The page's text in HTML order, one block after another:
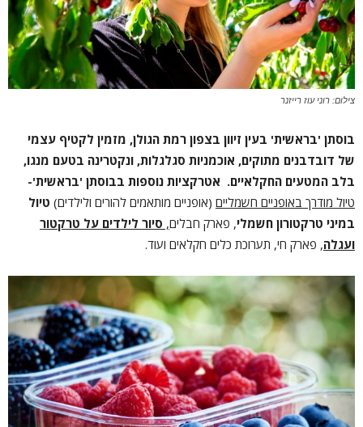
צילום: רוני עוז רייזנר
בוסתן 'בראשית' בעין זיוון בצפון רמת הגולן, מזמין לקטיף עצמי
של דובדבנים מתוקים, אוכמניות סגלגלות, ונקטרינה בטעם מנגו,
בלב המטעים החקלאיים. אטרקציות נוספות בבוסתן 'בראשית'-
טיול מודרך באופניים חשמליים (אופניים מותאמים להורים ולילדים) טיול
במיני טרקטורון חשמלי, פארק חבלים, סיור לילדים על טרקטור
ועגלה, פארק חי, תערוכת כלים חקלאים ועוד.